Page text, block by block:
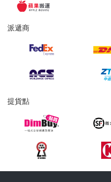
服
及
派遞商
提貨點